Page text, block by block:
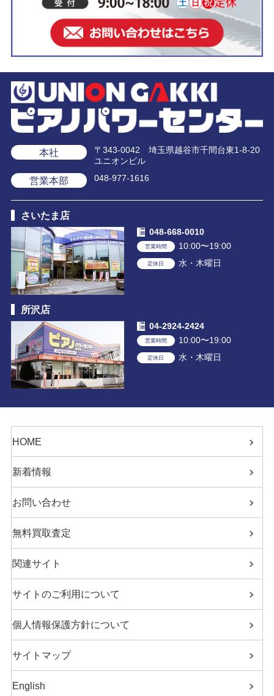
本社
〒343-0042 埼玉県越谷市千間台東1-8-20
ユニオンビル
営業本部 048-977-1616
さいたま店
048-668-0010
営業時間 10:00〜19:00
定休日 水・木曜日
所沢店
04-2924-2424
営業時間 10:00〜19:00
定休日 水・木曜日
HOME
新着情報
お問い合わせ
無料買取査定
関連サイト
サイトのご利用について
個人情報保護方針について
サイトマップ
English